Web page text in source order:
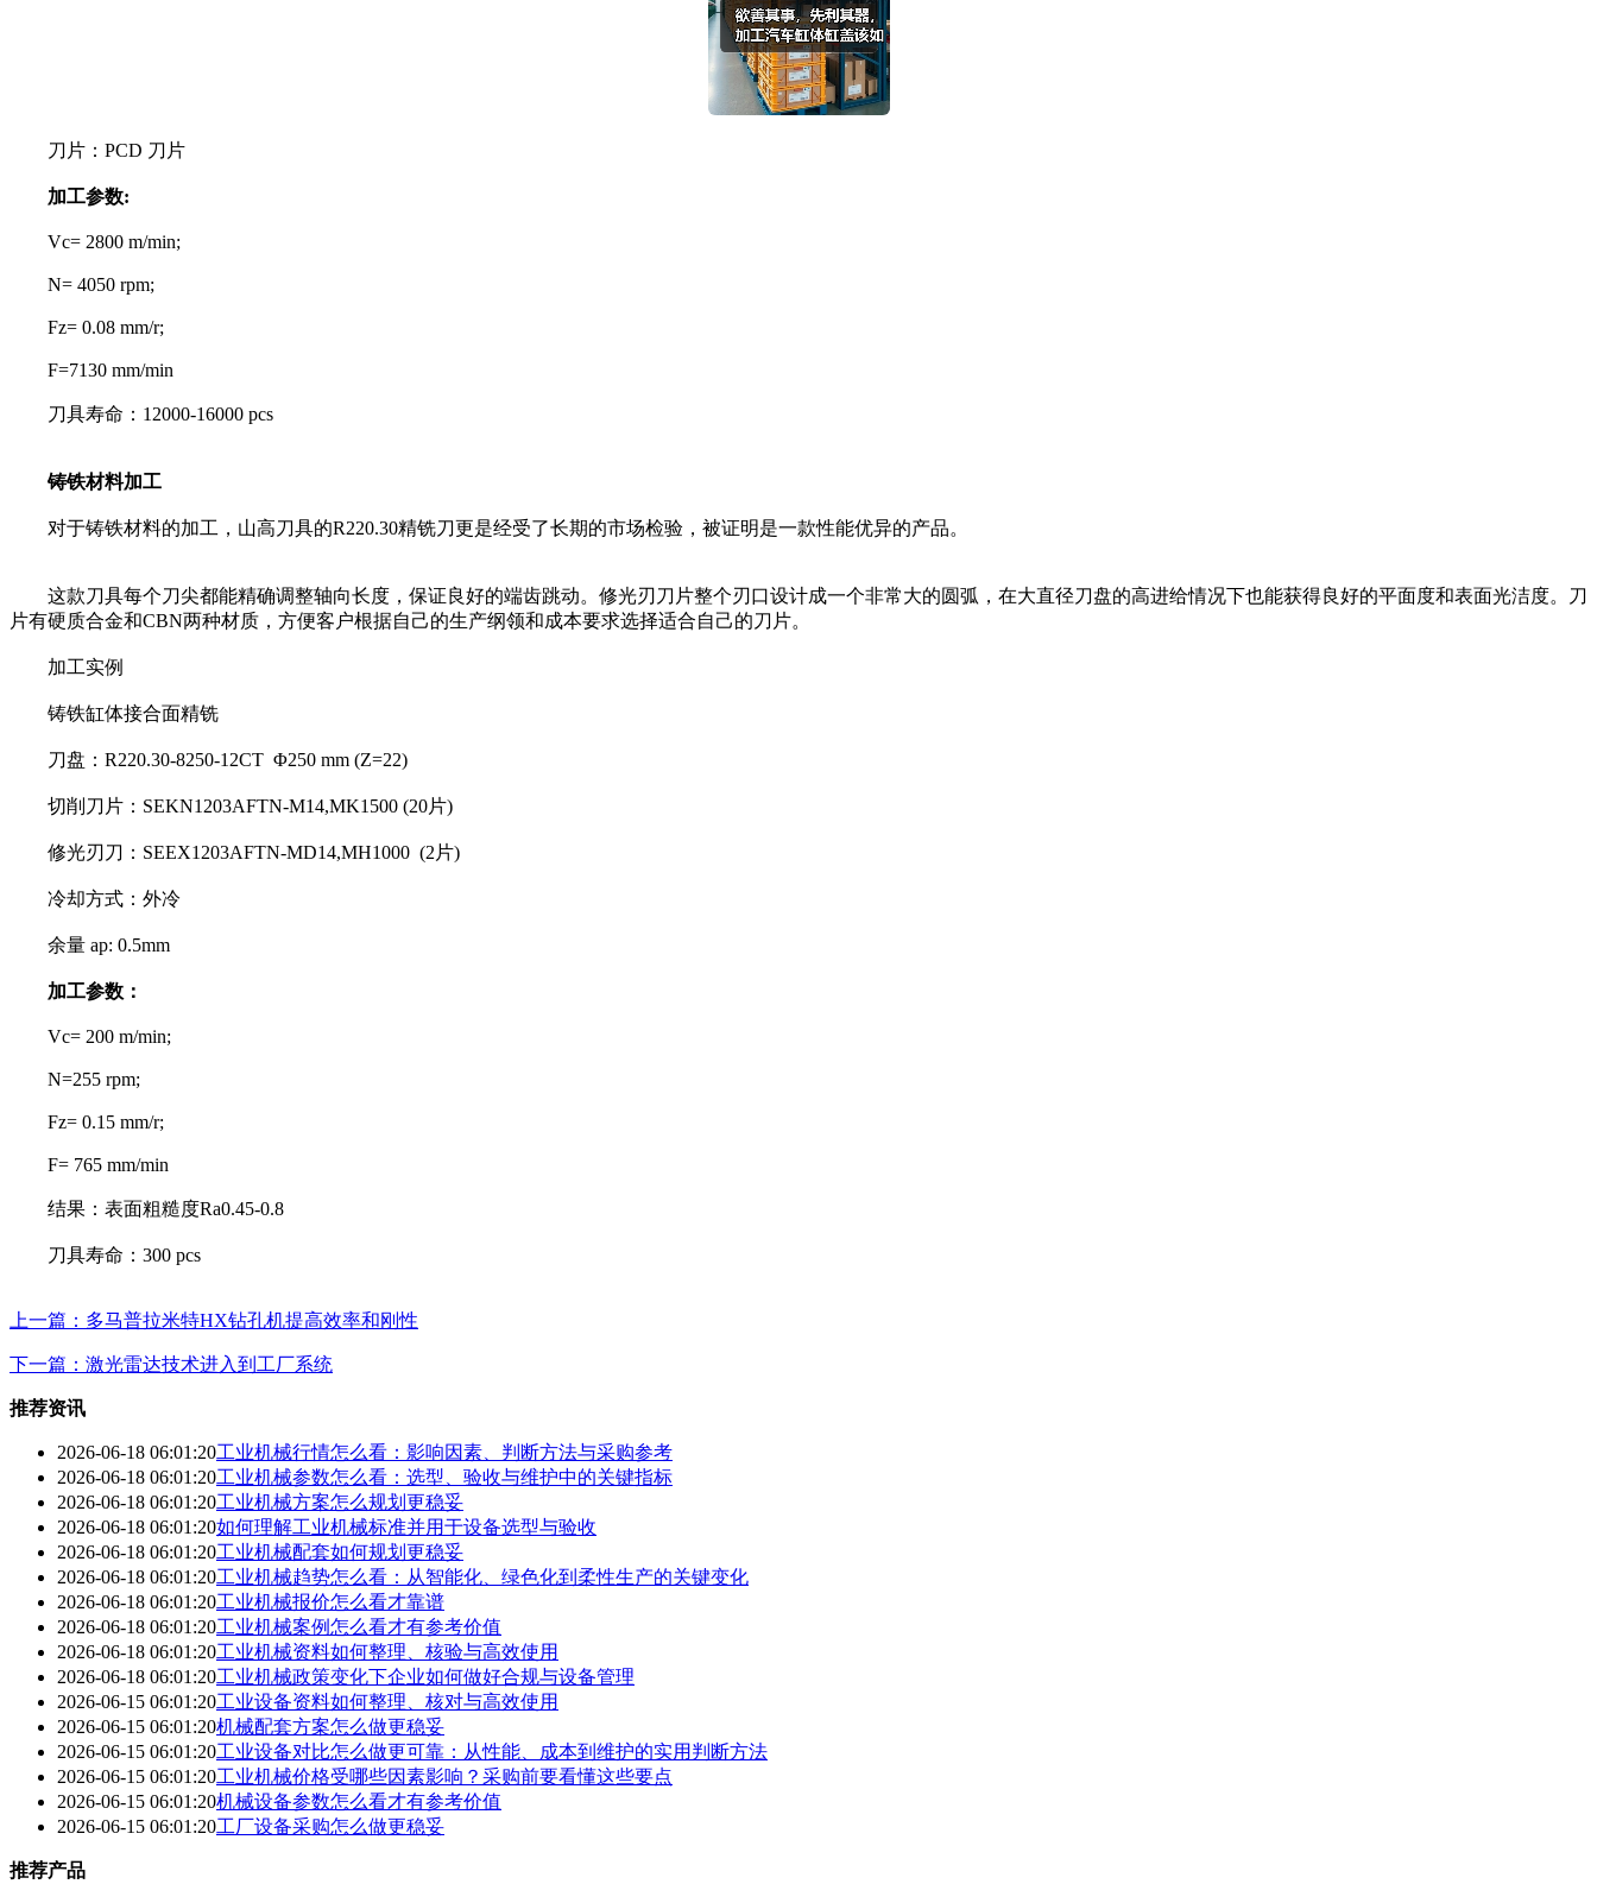
刀片：PCD 刀片
加工参数:
Vc= 2800 m/min;
N= 4050 rpm;
Fz= 0.08 mm/r;
F=7130 mm/min
刀具寿命：12000-16000 pcs
铸铁材料加工
对于铸铁材料的加工，山高刀具的R220.30精铣刀更是经受了长期的市场检验，被证明是一款性能优异的产品。
这款刀具每个刀尖都能精确调整轴向长度，保证良好的端齿跳动。修光刃刀片整个刃口设计成一个非常大的圆弧，在大直径刀盘的高进给情况下也能获得良好的平面度和表面光洁度。刀
片有硬质合金和CBN两种材质，方便客户根据自己的生产纲领和成本要求选择适合自己的刀片。
加工实例
铸铁缸体接合面精铣
刀盘：R220.30-8250-12CT Φ250 mm (Z=22)
切削刀片：SEKN1203AFTN-M14,MK1500 (20片)
修光刃刀：SEEX1203AFTN-MD14,MH1000 (2片)
冷却方式：外冷
余量 ap: 0.5mm
加工参数：
Vc= 200 m/min;
N=255 rpm;
Fz= 0.15 mm/r;
F= 765 mm/min
结果：表面粗糙度Ra0.45-0.8
刀具寿命：300 pcs
上一篇：多马普拉米特HX钻孔机提高效率和刚性
下一篇：激光雷达技术进入到工厂系统
推荐资讯
2026-06-18 06:01:20工业机械行情怎么看：影响因素、判断方法与采购参考
2026-06-18 06:01:20工业机械参数怎么看：选型、验收与维护中的关键指标
2026-06-18 06:01:20工业机械方案怎么规划更稳妥
2026-06-18 06:01:20如何理解工业机械标准并用于设备选型与验收
2026-06-18 06:01:20工业机械配套如何规划更稳妥
2026-06-18 06:01:20工业机械趋势怎么看：从智能化、绿色化到柔性生产的关键变化
2026-06-18 06:01:20工业机械报价怎么看才靠谱
2026-06-18 06:01:20工业机械案例怎么看才有参考价值
2026-06-18 06:01:20工业机械资料如何整理、核验与高效使用
2026-06-18 06:01:20工业机械政策变化下企业如何做好合规与设备管理
2026-06-15 06:01:20工业设备资料如何整理、核对与高效使用
2026-06-15 06:01:20机械配套方案怎么做更稳妥
2026-06-15 06:01:20工业设备对比怎么做更可靠：从性能、成本到维护的实用判断方法
2026-06-15 06:01:20工业机械价格受哪些因素影响？采购前要看懂这些要点
2026-06-15 06:01:20机械设备参数怎么看才有参考价值
2026-06-15 06:01:20工厂设备采购怎么做更稳妥
推荐产品